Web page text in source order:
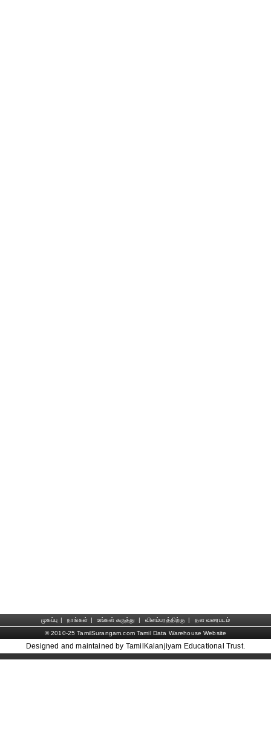
முகப்பு | நாங்கள் | உங்கள் கருத்து | விளம்பரத்திற்கு |
தள வரைபடம்
© 2010-25 TamilSurangam.com Tamil Data Warehouse Website
Designed and maintained by TamilKalanjiyam Educational Trust.